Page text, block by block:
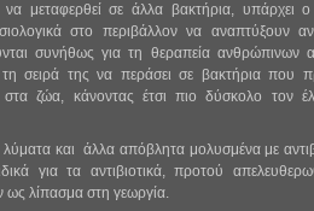
μεταφερθεί σε άλλα βακτήρια, υπάρχει ο
στο περιβάλλον να αναπτύξουν
συνήθως για τη θεραπεία ανθρώπινων
σειρά της να περάσει σε βακτήρια που
ζώα, κάνοντας έτσι πιο δύσκολο τον
και άλλα απόβλητα μολυσμένα με
για τα αντιβιοτικά, προτού
ως λίπασμα στη γεωργία.